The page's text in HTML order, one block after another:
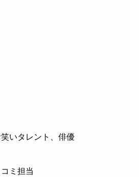
いタレント、俳優
ミ担当